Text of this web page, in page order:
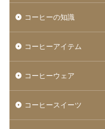
コーヒーの知識
コーヒーアイテム
コーヒーウェア
コーヒースイーツ